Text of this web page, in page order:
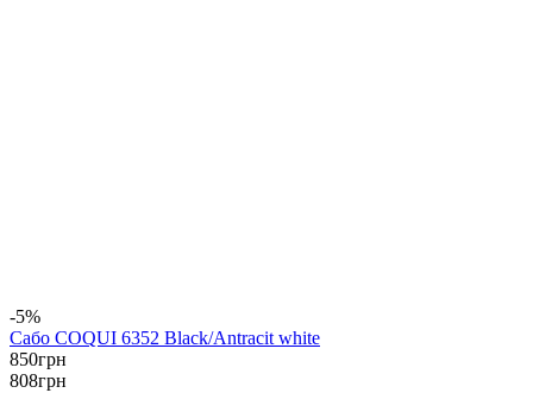
-5%
Сабо COQUI 6352 Black/Antracit white
850грн
808грн